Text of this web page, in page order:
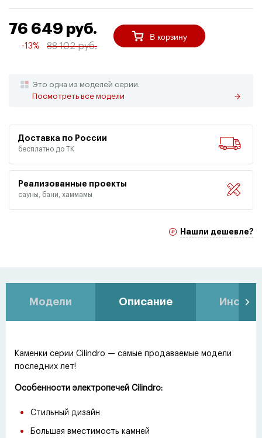
76 649 руб.
-13% 88 102 руб.
В корзину
Это одна из моделей серии.
Посмотреть все модели
Доставка по России
бесплатно до ТК
Реализованные проекты
сауны, бани, хаммамы
Нашли дешевле?
Модели Описание
Каменки серии Cilindro — самые продаваемые модели
последних лет!
Особенности электропечей Cilindro:
Стильный дизайн
Большая вместимость камней